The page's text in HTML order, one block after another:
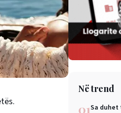
Në trend
01Sa